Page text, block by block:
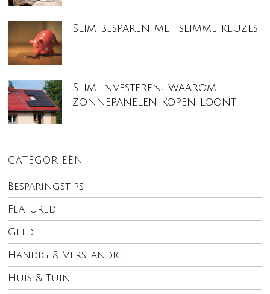
Slim besparen met slimme keuzes
Slim investeren: waarom
zonnepanelen kopen loont
CATEGORIEËN
Besparingstips
Featured
Geld
Handig & Verstandig
Huis & Tuin